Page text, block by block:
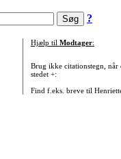
?
Hjælp til Modtager:
Brug ikke citationstegn, når
stedet +:
Find f.eks. breve til